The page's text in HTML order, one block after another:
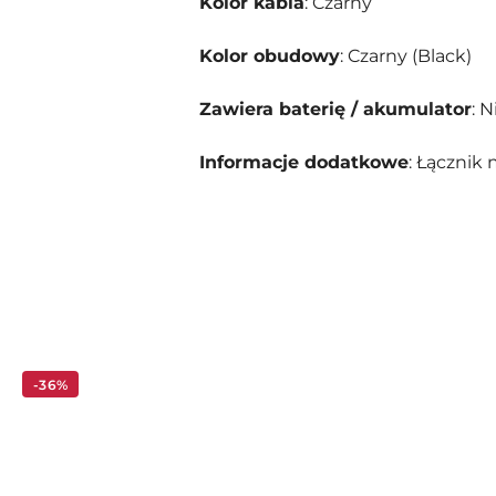
Kolor obudowy: Czarny (Black)
Zawiera baterię / akumulator:
Informacje dodatkowe: Łącznik
-36%